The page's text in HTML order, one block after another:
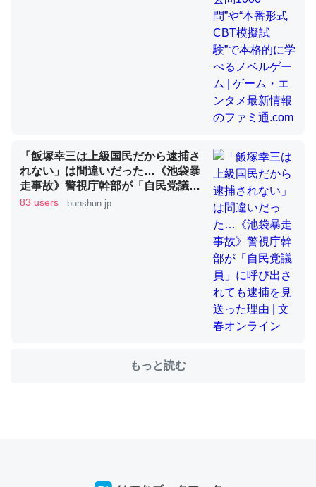
ウチもEchoを実家に置いて４年。でたまに覗いてる。ぼ
ちぼちRingも置こうかと画策中。あと、Googleマップで
位置情報を共有してる。電池残量や充電中かが分かるので
─たまにLINEするくらいだった遠方の父67歳と僕。ITツール導入で
ちょうど同じ理由でEcho Show 8を設定中でした。Prime
とかSpotifyを支払う孝行もできる。一生で親と会える残
り時間を日数にすると1週間とかの人が多いそうだけど、
それを実質100倍以上に伸ばす効果があるはず……
─たまにLINEするくらいだった遠方の父67歳と僕。ITツール導入で
コミュニケーションが劇的に変化した｜tayorini by LIFULL介護
「飯塚幸三は上級国民だから逮捕さ
れない」は間違いだった…《池袋暴
走事故》警視庁幹部が「自民党議
員」に呼び出されても逮捕を見送っ
83 users bunshun.jp
もっと読む